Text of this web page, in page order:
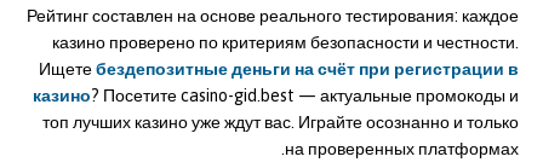
Рейтинг составлен на основе реального тестирования: каждое
казино проверено по критериям безопасности и честности.
Ищетебездепозитные деньги на счёт при регистрации в
казино? Посетите casino-gid.best — актуальные промокоды и
топ лучших казино уже ждут вас. Играйте осознанно и только
на проверенных платформах.